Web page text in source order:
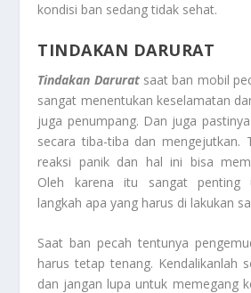
kondisi ban sedang tidak sehat.
TINDAKAN DARURAT
Tindakan Daruratsaat ban mobil
sangat menentukan keselamatan
juga penumpang. Dan juga
secara tiba-tiba dan mengejutkan.
reaksi panik dan hal ini bisa
Oleh karena itu sangat penting
langkah apa yang harus di lakukan
Saat ban pecah tentunya
harus tetap tenang. Kendalikanlah
dan jangan lupa untuk memegang